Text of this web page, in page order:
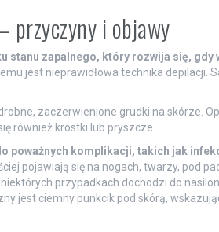
przyczyny i objawy
stanu zapalnego, który rozwija się, gdy
jest nieprawidłowa technika depilacji.
zaczerwienione grudki na skórze.
również krostki lub pryszcze.
poważnych komplikacji, takich jak
pojawiają się na nogach, twarzy, pod
przypadkach dochodzi do
jest ciemny punkcik pod skórą,